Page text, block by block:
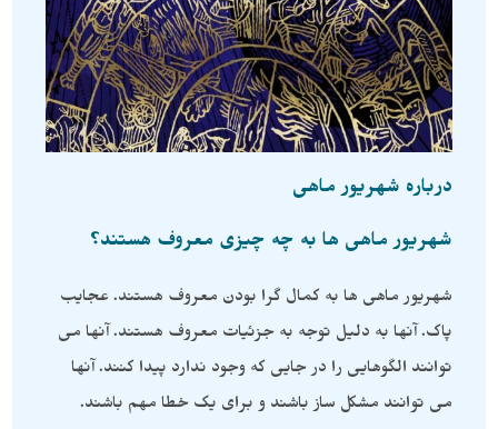
درباره شهریور ماهی
شهریور ماهی ها به چه چیزی معروف هستند؟
شهریور ماهی ها به کمال گرا بودن معروف هستند. عجایب
پاک. آنها به دلیل توجه به جزئیات معروف هستند. آنها می
توانند الگوهایی را در جایی که وجود ندارد پیدا کنند. آنها
می توانند مشکل ساز باشند و برای یک خطا مهم باشند.